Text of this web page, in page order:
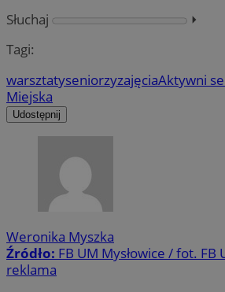
Słuchaj
⏵︎
Tagi:
warsztatyseniorzyzajęciaAktywni
Miejska
Udostępnij
Weronika Myszka
Źródło: FB UM Mysłowice / fot. FB
reklama